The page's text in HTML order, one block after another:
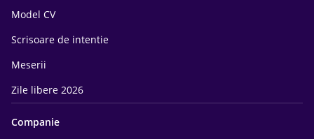
Model CV
Scrisoare de intentie
Meserii
Zile libere 2026
Companie